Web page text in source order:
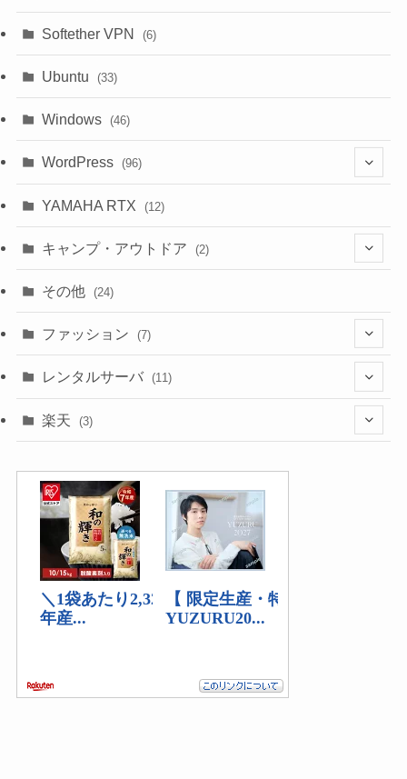
Softether VPN (6)
Ubuntu (33)
Windows (46)
WordPress (96)
(10)
YAMAHA RTX (12)
キャンプ・アウトドア (2)
(1)
(1)
その他 (24)
ファッション (7)
(3)
レンタルサーバ (11)
(6)
(5)
(2)
楽天 (3)
(2)